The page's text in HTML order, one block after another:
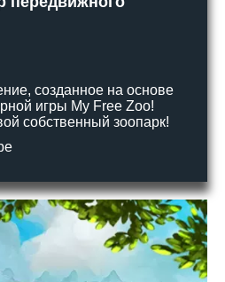
созданное на основе
игры My Free Zoo!
собственный зоопарк!